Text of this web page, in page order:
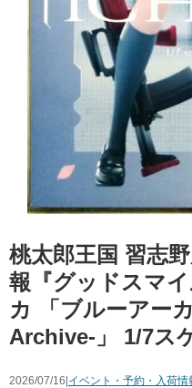
桃太郎王国 習志
報『グッドスマ
カ ​「ブルーアー
Archive-」 ​1/7ス
2026/07/16|イベント・予約・入荷情